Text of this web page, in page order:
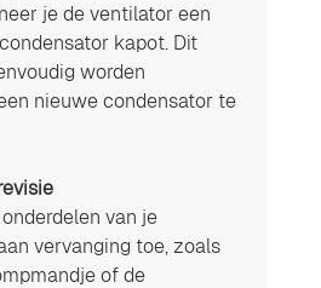
je de ventilator een
kapot. Dit
worden
nieuwe condensator te
van je
vervanging toe, zoals
of de